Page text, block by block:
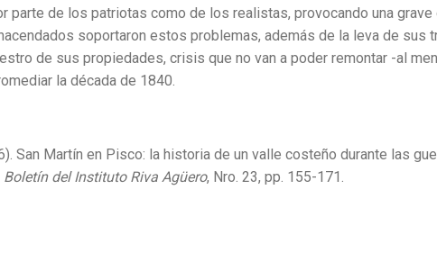
parte de los patriotas como de los realistas, provocando una
soportaron estos problemas, además de la leva de sus
de sus propiedades, crisis que no van a poder remontar -al
la década de 1840.
San Martín en Pisco: la historia de un valle costeño durante las
Boletín del Instituto Riva Agüero, Nro. 23, pp. 155-171.